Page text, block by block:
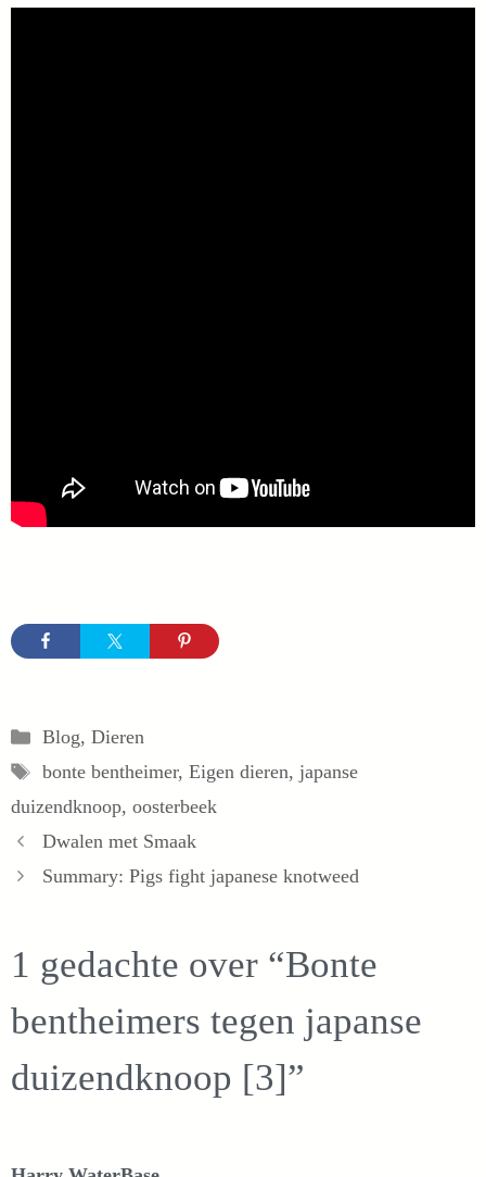
Categorieën
Blog, Dieren
Tags
bonte bentheimer, Eigen dieren, japanse
duizendknoop, oosterbeek
Dwalen met Smaak
Summary: Pigs fight japanese knotweed
1 gedachte over “Bonte
bentheimers tegen japanse
duizendknoop [3]”